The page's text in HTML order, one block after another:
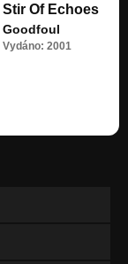
Stir Of Echoes
Goodfoul
Vydáno: 2001